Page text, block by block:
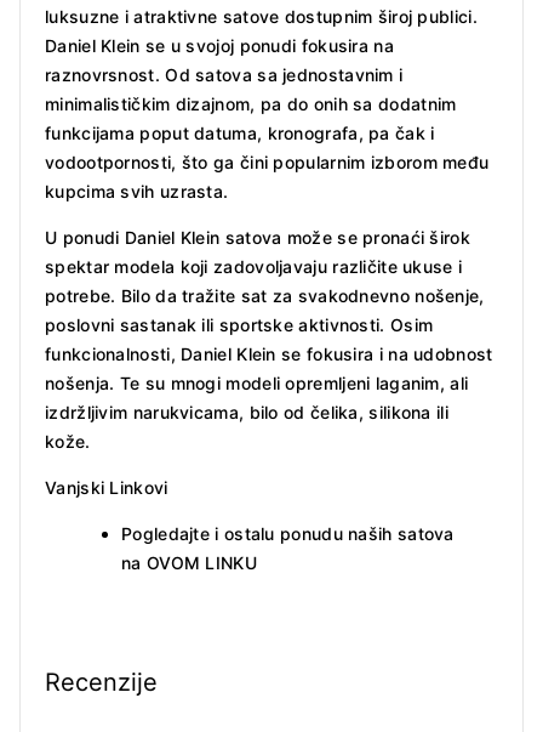
luksuzne i atraktivne satove dostupnim široj publici.
Daniel Klein se u svojoj ponudi fokusira na
raznovrsnost. Od satova sa jednostavnim i
minimalističkim dizajnom, pa do onih sa dodatnim
funkcijama poput datuma, kronografa, pa čak i
vodootpornosti, što ga čini popularnim izborom među
kupcima svih uzrasta.
U ponudi Daniel Klein satova može se pronaći širok
spektar modela koji zadovoljavaju različite ukuse i
potrebe. Bilo da tražite sat za svakodnevno nošenje,
poslovni sastanak ili sportske aktivnosti. Osim
funkcionalnosti, Daniel Klein se fokusira i na udobnost
nošenja. Te su mnogi modeli opremljeni laganim, ali
izdržljivim narukvicama, bilo od čelika, silikona ili
kože.
Vanjski Linkovi
Pogledajte i ostalu ponudu naših satova
na OVOM LINKU
Recenzije